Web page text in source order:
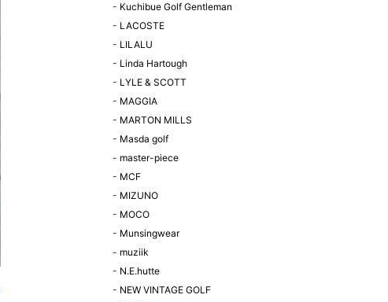
- Kuchibue Golf Gentleman
- LACOSTE
- LILALU
- Linda Hartough
- LYLE & SCOTT
- MAGGIA
- MARTON MILLS
- Masda golf
- master-piece
- MCF
- MIZUNO
- MOCO
- Munsingwear
- muziik
- N.E.hutte
- NEW VINTAGE GOLF